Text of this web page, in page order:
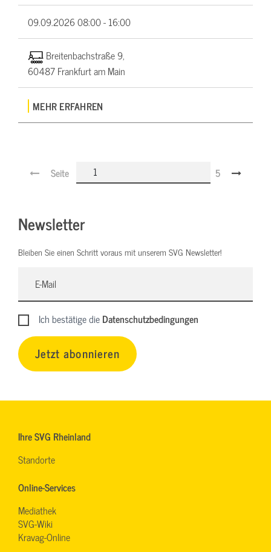
09.09.202608:00 - 16:00
Breitenbachstraße 9,
60487 Frankfurt am Main
MEHR ERFAHREN
Seite 5
Newsletter
Bleiben Sie einen Schritt voraus mit unserem SVG Newsletter!
Ich bestätige dieDatenschutzbedingungen
Jetzt abonnieren
Ihre SVG Rheinland
Standorte
Online-Services
Mediathek
SVG-Wiki
Kravag-Online